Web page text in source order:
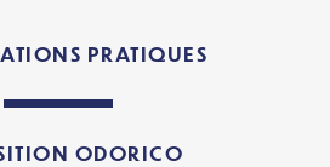
PRATIQUES
ODORICO